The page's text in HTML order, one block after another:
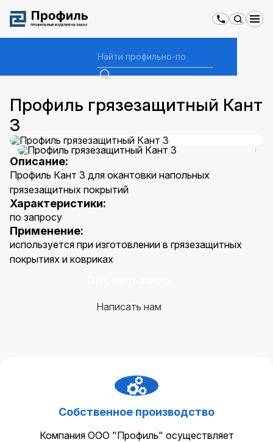
ПН-СБ с 10:00 до 18.00
Написать в Telegram
Профили грязезащитные в Нижнем Новгороде
Профиль грязезащитный Кант 3
Профиль грязезащитный Кант
3
Описание:
Профиль Кант 3 для окантовки напольных
грязезащитных покрытий
Характеристики:
по запросу
Применение:
используется при изготовлении в грязезащитных
покрытиях и ковриках
Написать нам
Собственное производство
Компания ООО "Профиль" осуществляет